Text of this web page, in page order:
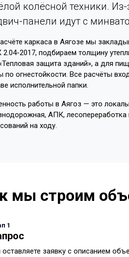
колёсной техники.
панели идут с
каркаса в Аягозе мы
2017, подбираем толщину
защита зданий», а для
по огнестойкости. Все расчёты
исполнительной папки.
работы в Аягоз — это
АПК, лесопереработка
на ходу.
мы строим
1
заявку с описанием